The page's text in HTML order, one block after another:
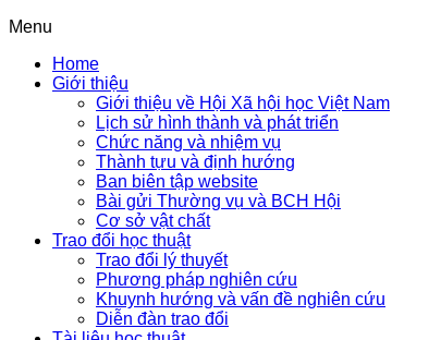
Menu
Home
Giới thiệu
Giới thiệu về Hội Xã hội học Việt Nam
Lịch sử hình thành và phát triển
Chức năng và nhiệm vụ
Thành tựu và định hướng
Ban biên tập website
Bài gửi Thường vụ và BCH Hội
Cơ sở vật chất
Trao đổi học thuật
Trao đổi lý thuyết
Phương pháp nghiên cứu
Khuynh hướng và vấn đề nghiên cứu
Diễn đàn trao đổi